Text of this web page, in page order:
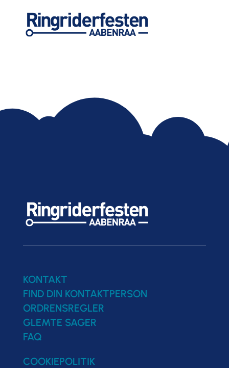
KONTAKT
FIND DIN KONTAKTPERSON
ORDRENSREGLER
GLEMTE SAGER
FAQ
COOKIEPOLITIK